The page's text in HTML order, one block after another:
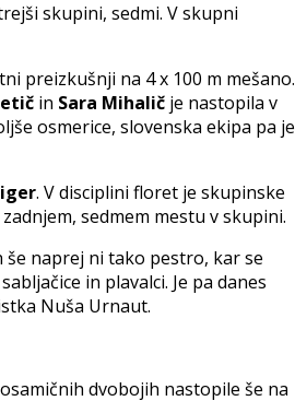
skupini, sedmi. V skupni
preizkušnji na 4 x 100 m mešano.
in Sara Mihalič je nastopila v
osmerice, slovenska ekipa pa je
. V disciplini floret je skupinske
sedmem mestu v skupini.
naprej ni tako pestro, kar se
in plavalci. Je pa danes
Nuša Urnaut.
dvobojih nastopile še na